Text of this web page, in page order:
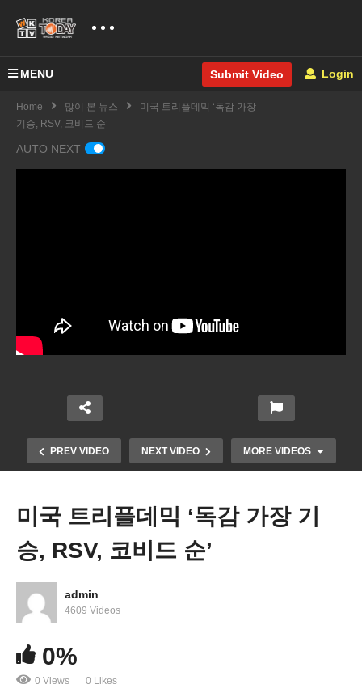
MENU Submit Video Login
Home 많이 본 뉴스
미국 트리플데믹 ‘독감 가장
기승, RSV, 코비드 순’
AUTO NEXT
PREV VIDEO NEXT VIDEO MORE VIDEOS
미국 은퇴저축 획기적으로 바뀐다 ‘7대 변화’
미국 트리플데믹 ‘독감 가장 기
승, RSV, 코비드 순’
admin
4609 Videos
0%
0 Views 0 Likes